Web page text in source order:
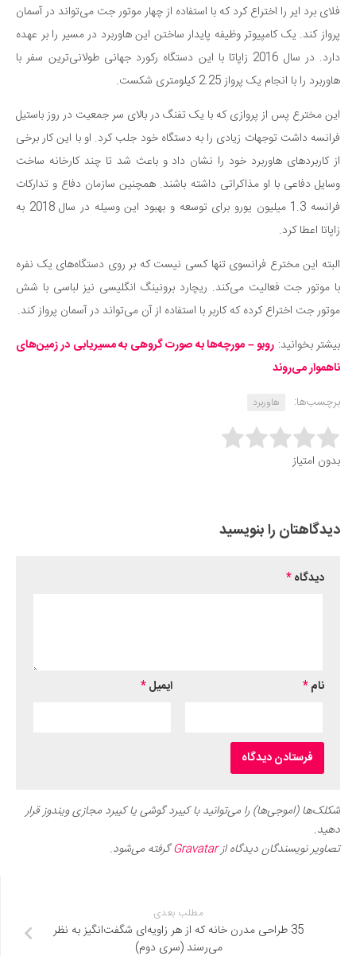
مسابقه
اخبار
فلای برد ایر را اختراع کرد که با استفاده از چهار موتور جت می‌تواند در آسمان
پرواز کند. یک کامپیوتر وظیفه پایدار ساختن این‌ هاوربرد در مسیر را بر عهده
دارد. در سال 2016 زاپاتا با این دستگاه رکورد جهانی طولانی‌ترین سفر با
هاوربرد را با انجام یک پرواز 2.25 کیلومتری شکست.
این مخترع پس از پروازی که با یک تفنگ در بالای سر جمعیت در روز باستیل
فرانسه داشت توجهات زیادی را به دستگاه خود جلب کرد. او با این کار برخی
از کاربردهای هاوربرد خود را نشان داد و باعث شد تا چند کارخانه ساخت
وسایل دفاعی با او مذاکراتی داشته باشند. همچنین سازمان دفاع و تدارکات
فرانسه 1.3 میلیون یورو برای توسعه و بهبود این وسیله در سال 2018 به
زاپاتا اعطا کرد.
البته این مخترع فرانسوی تنها کسی نیست که بر روی دستگاه‌های یک نفره
با موتور جت فعالیت می‌کند. ریچارد برونینگ انگلیسی نیز لباسی با شش
موتور جت اختراع کرده که کاربر با استفاده از آن می‌تواند در آسمان پرواز کند.
بیشتر بخوانید: روبو – مورچه‌ها به صورت گروهی به مسیریابی در زمین‌های
ناهموار می‌روند
برچسب‌ها:
هاوربرد
Rate this item:
بدون امتیاز
دیدگاهتان را بنویسید
دیدگاه*
نام* ایمیل*
شکلک‌ها (اموجی‌ها) را می‌توانید با کیبرد گوشی یا کیبرد مجازی ویندوز قرار
دهید.
تصاویر نویسندگان دیدگاه ازGravatarگرفته می‌شود.
مطلب بعدی
35 طراحی مدرن خانه که از هر زاویه‌ای شگفت‌‌انگیز به نظر
می‌رسند (سری دوم)